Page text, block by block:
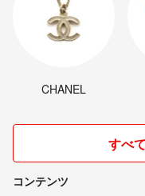
CHANEL
すべ
コンテンツ